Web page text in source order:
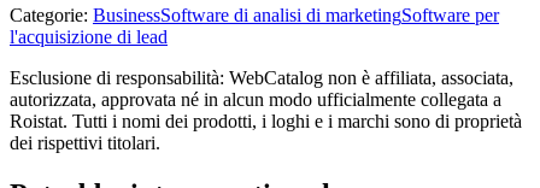
Categorie: BusinessSoftware di analisi di marketingSoftware per
l'acquisizione di lead
Esclusione di responsabilità: WebCatalog non è affiliata, associata,
autorizzata, approvata né in alcun modo ufficialmente collegata a
Roistat. Tutti i nomi dei prodotti, i loghi e i marchi sono di proprietà
dei rispettivi titolari.